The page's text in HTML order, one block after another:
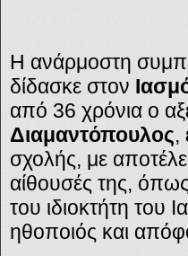
Η ανάρμοστη
δίδασκε στον
από 36 χρόνια ο
Διαμαντόπουλος,
σχολής, με
αίθουσές της,
του ιδιοκτήτη του
ηθοποιός και